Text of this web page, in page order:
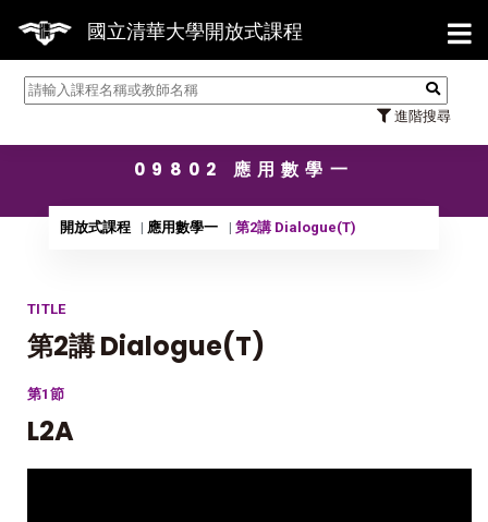
國立清華大學開放式課程
進階搜尋
【7/
09802 應用數學一
開放式課程 應用數學一 第2講 Dialogue(T)
TITLE
第2講 Dialogue(T)
第1節
L2A